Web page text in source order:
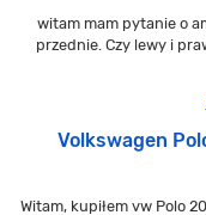
witam mam pytanie o
przednie. Czy lewy i
Volkswagen
Witam, kupiłem vw Polo